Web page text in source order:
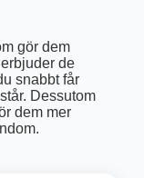
gör dem
de
snabbt får
Dessutom
dem mer